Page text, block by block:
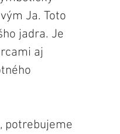
Ja. Toto
jadra. Je
aj
potrebujeme